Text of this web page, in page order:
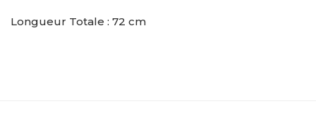
Longueur Totale : 72 cm